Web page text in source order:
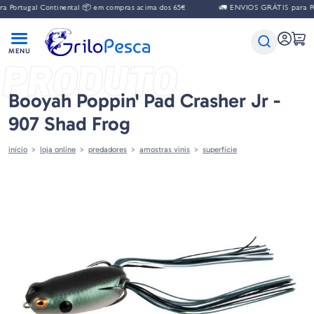
Continental 📦 em compras acima dos 65€ 🚛 ENVIOS GRÁTIS para
PRODUTO
Booyah Poppin' Pad Crasher Jr -
907 Shad Frog
início loja online predadores amostras vinis superfície